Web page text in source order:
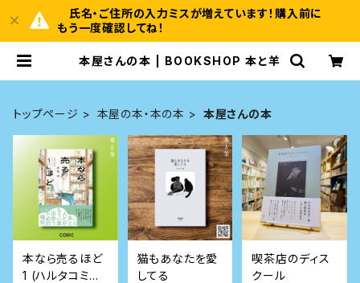
氏名・ご住所の入力ミスが増えています！購入前に
もう一度確認してね！
本屋さんの本 | BOOKSHOP 本と羊
トップページ 本屋の本・本の本 本屋さんの本
本なら売るほど
1 (ハルタコミッ
猫もあなたを愛
してる
喫茶店のディス
クール